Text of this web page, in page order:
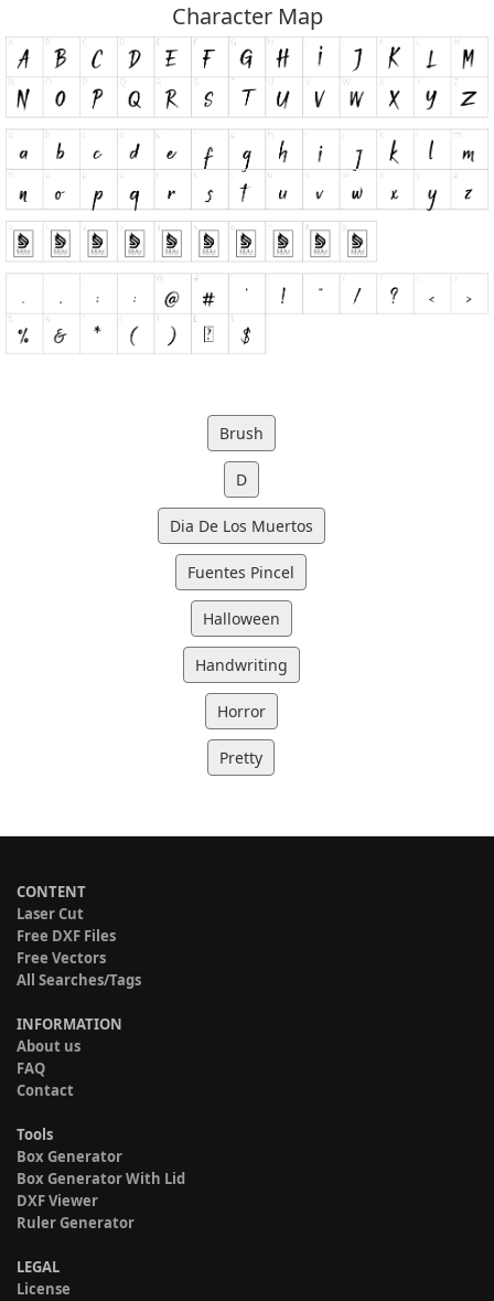
Character Map
Brush
D
Dia De Los Muertos
Fuentes Pincel
Halloween
Handwriting
Horror
Pretty
CONTENT
Laser Cut
Free DXF Files
Free Vectors
All Searches/Tags
INFORMATION
About us
FAQ
Contact
Tools
Box Generator
Box Generator With Lid
DXF Viewer
Ruler Generator
LEGAL
License